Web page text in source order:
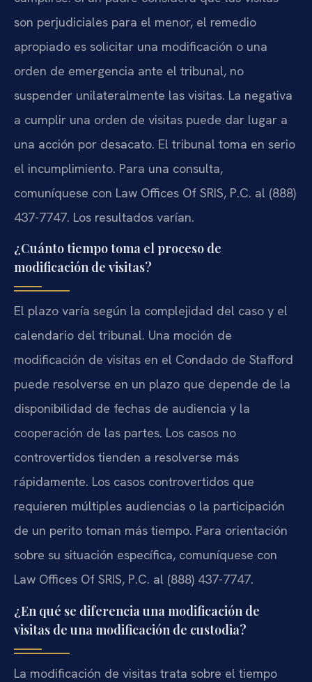
son perjudiciales para el menor, el remedio
apropiado es solicitar una modificación o una
orden de emergencia ante el tribunal, no
suspender unilateralmente las visitas. La negativa
a cumplir una orden de visitas puede dar lugar a
una acción por desacato. El tribunal toma en serio
el incumplimiento. Para una consulta,
comuníquese con Law Offices Of SRIS, P.C. al (888)
437-7747. Los resultados varían.
¿Cuánto tiempo toma el proceso de
modificación de visitas?
El plazo varía según la complejidad del caso y el
calendario del tribunal. Una moción de
modificación de visitas en el Condado de Stafford
puede resolverse en un plazo que depende de la
disponibilidad de fechas de audiencia y la
cooperación de las partes. Los casos no
controvertidos tienden a resolverse más
rápidamente. Los casos controvertidos que
requieren múltiples audiencias o la participación
de un perito toman más tiempo. Para orientación
sobre su situación específica, comuníquese con
Law Offices Of SRIS, P.C. al (888) 437-7747.
¿En qué se diferencia una modificación de
visitas de una modificación de custodia?
La modificación de visitas trata sobre el tiempo